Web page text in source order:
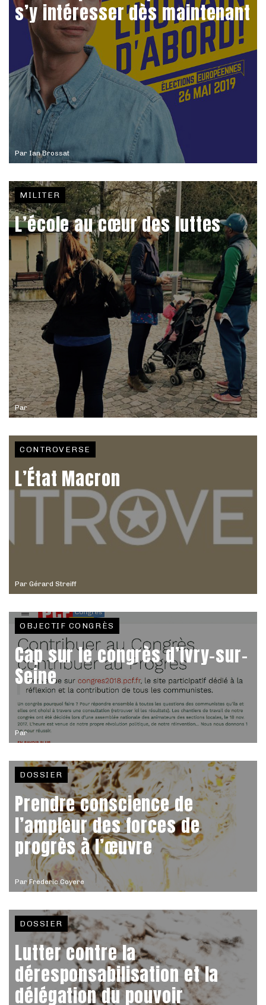
Par Ian Brossat
s’y intéresser dès maintenant
Par
MILITER
L’école au cœur des luttes
Par Gérard Streiff
CONTROVERSE
L’État Macron
Par
OBJECTIF CONGRÈS
Cap sur le congrès d’Ivry-sur-
Seine
ParFrederic Coyere
DOSSIER
Prendre conscience de
l’ampleur des forces de
progrès à l’œuvre
DOSSIER
Lutter contre la
déresponsabilisation et la
délégation du pouvoir